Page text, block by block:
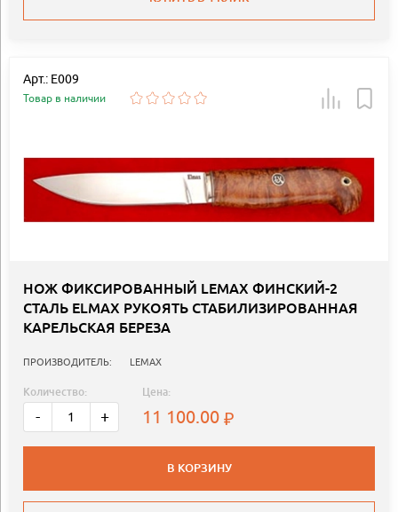
Арт.: E009
Товар в наличии
НОЖ ФИКСИРОВАННЫЙ LEMAX ФИНСКИЙ-2
СТАЛЬ ELMAX РУКОЯТЬ СТАБИЛИЗИРОВАННАЯ
КАРЕЛЬСКАЯ БЕРЕЗА
ПРОИЗВОДИТЕЛЬ: LEMAX
Количество:
- +
Цена:
11 100.00
В КОРЗИНУ